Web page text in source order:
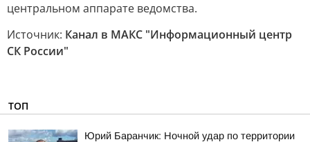
центральном аппарате ведомства.
Источник: Канал в МАКС "Информационный центр
СК России"
ТОП
Юрий Баранчик: Ночной удар по территории